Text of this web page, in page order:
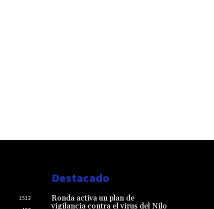
1512
Destacado
Ronda activa un plan de
vigilancia contra el virus del Nilo